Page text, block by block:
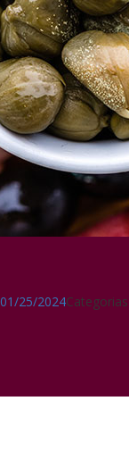
01/25/2024Categorias